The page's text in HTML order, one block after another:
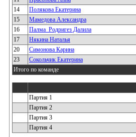
14
Полякова Екатерина
15
Мамедова Александра
16
Палма_Родригез Далила
17
Някина Наталья
20
Симонова Карина
23
Сокольчик Екатерина
Итого по команде
Партия 1
Партия 2
Партия 3
Партия 4